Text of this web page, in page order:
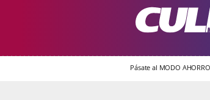
Pásate al MODO AHORRO